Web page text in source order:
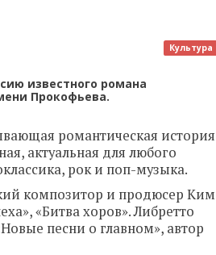
Культура
известного романа
Прокофьева.
романтическая история
актуальная для любого
рок и поп-музыка.
композитор и продюсер Ким
«Битва хоров». Либретто
песни о главном», автор